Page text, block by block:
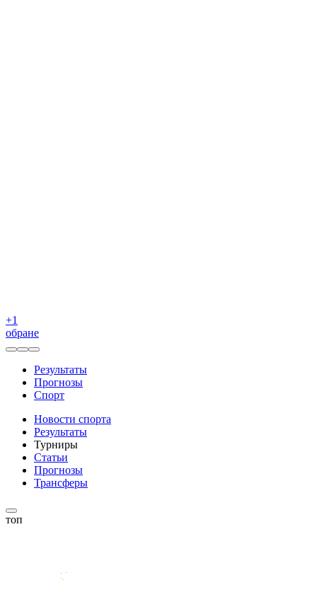
+1
обране
Результаты
Прогнозы
Спорт
Новости спорта
Результаты
Турниры
Статьи
Прогнозы
Трансферы
топ